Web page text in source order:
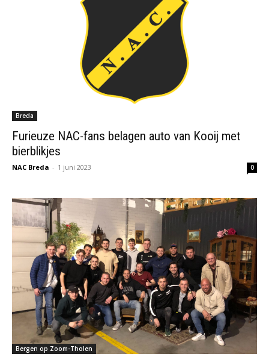
Breda
Furieuze NAC-fans belagen auto van Kooij met
bierblikjes
NAC Breda - 1 juni 2023 0
Bergen op Zoom-Tholen